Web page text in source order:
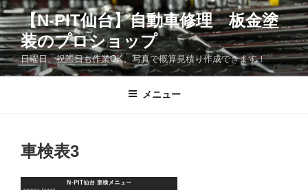
コ
ン
テ
ン
ツ
【N-PIT仙台】自動車修理 板金塗
装のプロショップ
日曜日、祝際日も作業OK。写真で概算見積り作成できます！
メニュー
車検表3